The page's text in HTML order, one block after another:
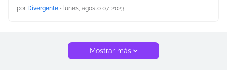
por Divergente • lunes, agosto 07, 2023
Mostrar más